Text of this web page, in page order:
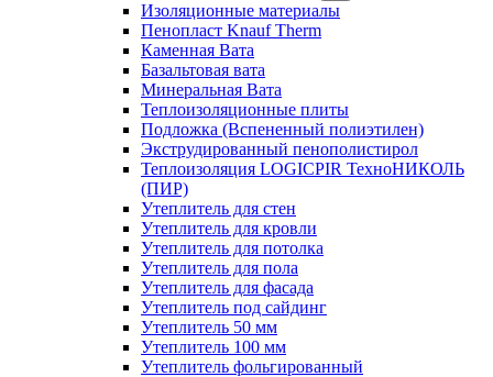
Изоляционные материалы
Пенопласт Knauf Therm
Каменная Вата
Базальтовая вата
Минеральная Вата
Теплоизоляционные плиты
Подложка (Вспененный полиэтилен)
Экструдированный пенополистирол
Теплоизоляция LOGICPIR ТехноНИКОЛЬ
(ПИР)
Утеплитель для стен
Утеплитель для кровли
Утеплитель для потолка
Утеплитель для пола
Утеплитель для фасада
Утеплитель под сайдинг
Утеплитель 50 мм
Утеплитель 100 мм
Утеплитель фольгированный